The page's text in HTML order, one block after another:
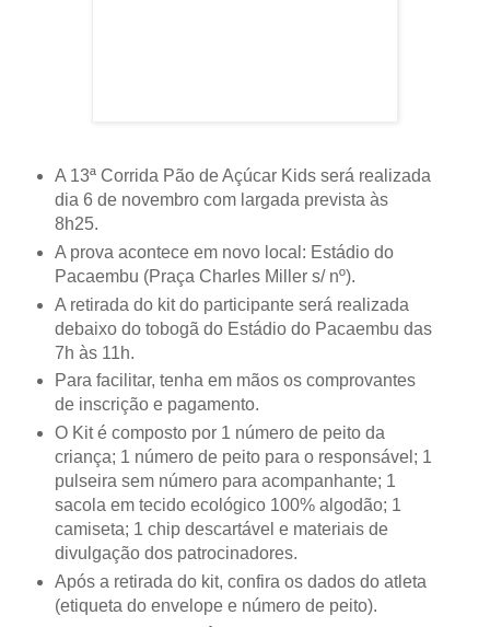
A 13ª Corrida Pão de Açúcar Kids será realizada
dia 6 de novembro com largada prevista às
8h25.
A prova acontece em novo local: Estádio do
Pacaembu (Praça Charles Miller s/ nº).
A retirada do kit do participante será realizada
debaixo do tobogã do Estádio do Pacaembu das
7h às 11h.
Para facilitar, tenha em mãos os comprovantes
de inscrição e pagamento.
O Kit é composto por 1 número de peito da
criança; 1 número de peito para o responsável; 1
pulseira sem número para acompanhante; 1
sacola em tecido ecológico 100% algodão; 1
camiseta; 1 chip descartável e materiais de
divulgação dos patrocinadores.
Após a retirada do kit, confira os dados do atleta
(etiqueta do envelope e número de peito).